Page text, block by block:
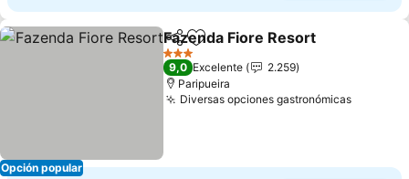
Opción popular
CompartirAñadir a favoritos
Fazenda Fiore Resort
3 Estrellas
9,0 Excelente
2.259
Paripueira
Diversas opciones gastronómicas